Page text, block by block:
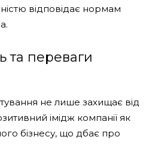
відповідає нормам
та переваги
не лише захищає від
імідж компанії як
бізнесу, що дбає про